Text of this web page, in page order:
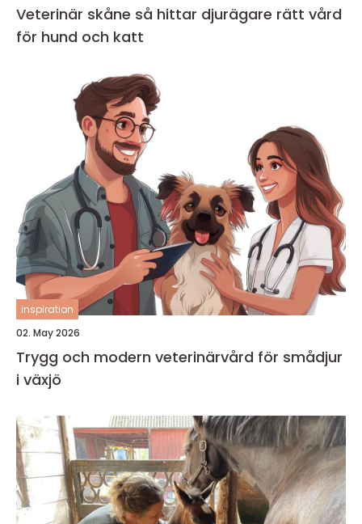
Veterinär skåne så hittar djurägare rätt vård
för hund och katt
inspiration
02. May 2026
Trygg och modern veterinärvård för smådjur
i växjö